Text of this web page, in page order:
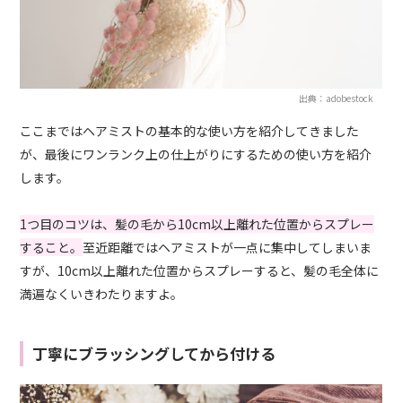
出典：adobestock
ここまではヘアミストの基本的な使い方を紹介してきました
が、最後にワンランク上の仕上がりにするための使い方を紹介
します。
1つ目のコツは、髪の毛から10cm以上離れた位置からスプレー
すること。 至近距離ではヘアミストが一点に集中してしまいま
すが、10cm以上離れた位置からスプレーすると、髪の毛全体に
満遍なくいきわたりますよ。
丁寧にブラッシングしてから付ける